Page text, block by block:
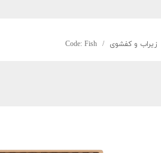
زیراب و کفشوی Code: Fish